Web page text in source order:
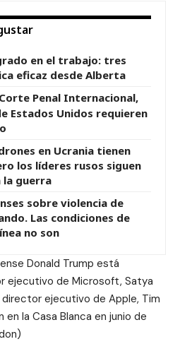
en el trabajo: tres
eficaz desde Alberta
Penal Internacional,
Estados Unidos requieren
en Ucrania tienen
los líderes rusos siguen
la guerra
sobre violencia de
Las condiciones de
no son
Donald Trump está
ejecutivo de Microsoft, Satya
director ejecutivo de Apple, Tim
en la Casa Blanca en junio de